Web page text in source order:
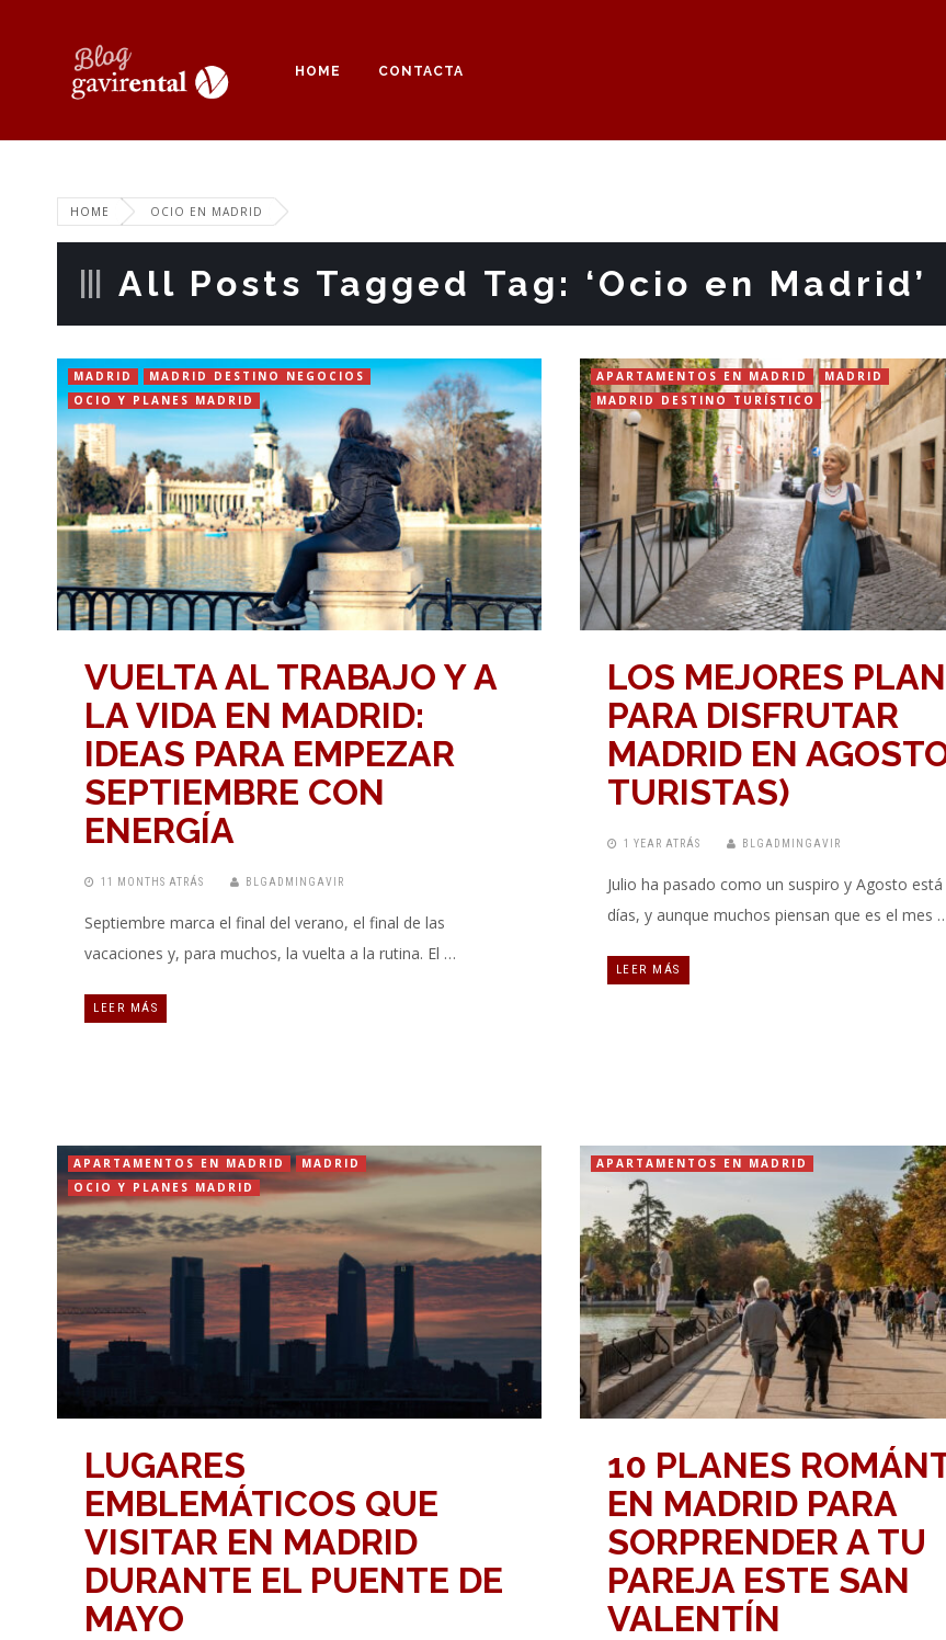
HOME CONTACTA
HOME OCIO EN MADRID
All Posts Tagged Tag: ‘Ocio en Madrid’
MADRID
MADRID DESTINO NEGOCIOS
OCIO Y PLANES MADRID
VUELTA AL TRABAJO Y A
LA VIDA EN MADRID:
IDEAS PARA EMPEZAR
SEPTIEMBRE CON
ENERGÍA
11 MONTHS ATRÁS BLGADMINGAVIR
Septiembre marca el final del verano, el final de las
vacaciones y, para muchos, la vuelta a la rutina. El …
LEER MÁS
APARTAMENTOS EN MADRID
MADRID
MADRID DESTINO TURÍSTICO
LOS MEJORES
PARA DISFRUTAR
MADRID EN
TURISTAS)
1 YEAR ATRÁS BLGADMINGAVIR
Julio ha pasado como un suspiro y Agosto
días, y aunque muchos piensan que es el mes
LEER MÁS
APARTAMENTOS EN MADRID
MADRID
OCIO Y PLANES MADRID
LUGARES
EMBLEMÁTICOS QUE
VISITAR EN MADRID
DURANTE EL PUENTE DE
MAYO
APARTAMENTOS EN MADRID
10 PLANES
EN MADRID PARA
SORPRENDER A TU
PAREJA ESTE SAN
VALENTÍN